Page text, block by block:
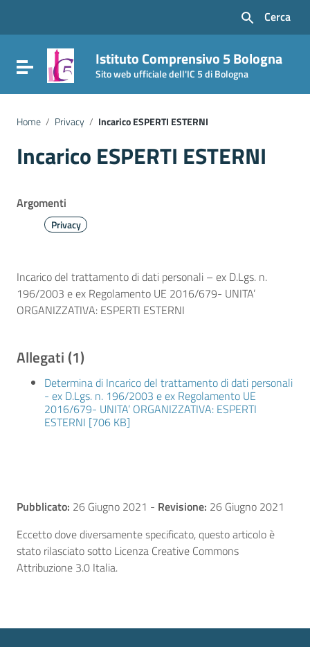
Vai al footer
Cerca
Attiva / disattiva la navigazione
Istituto Comprensivo 5 Bologna
Sito web ufficiale dell'IC 5 di Bologna
Home / Privacy / Incarico ESPERTI ESTERNI
Incarico ESPERTI ESTERNI
Argomenti
Privacy
Incarico del trattamento di dati personali – ex D.Lgs. n.
196/2003 e ex Regolamento UE 2016/679- UNITA’
ORGANIZZATIVA: ESPERTI ESTERNI
Allegati (1)
Determina di Incarico del trattamento di dati personali
- ex D.Lgs. n. 196/2003 e ex Regolamento UE
2016/679- UNITA’ ORGANIZZATIVA: ESPERTI
ESTERNI [706 KB]
Pubblicato: 26 Giugno 2021 - Revisione: 26 Giugno 2021
Eccetto dove diversamente specificato, questo articolo è
stato rilasciato sotto Licenza Creative Commons
Attribuzione 3.0 Italia.